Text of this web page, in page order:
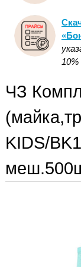
10%
ЧЗ
KIDS/